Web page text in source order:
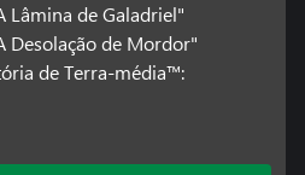
Lâmina de Galadriel"
Desolação de Mordor"
de Terra-média™: